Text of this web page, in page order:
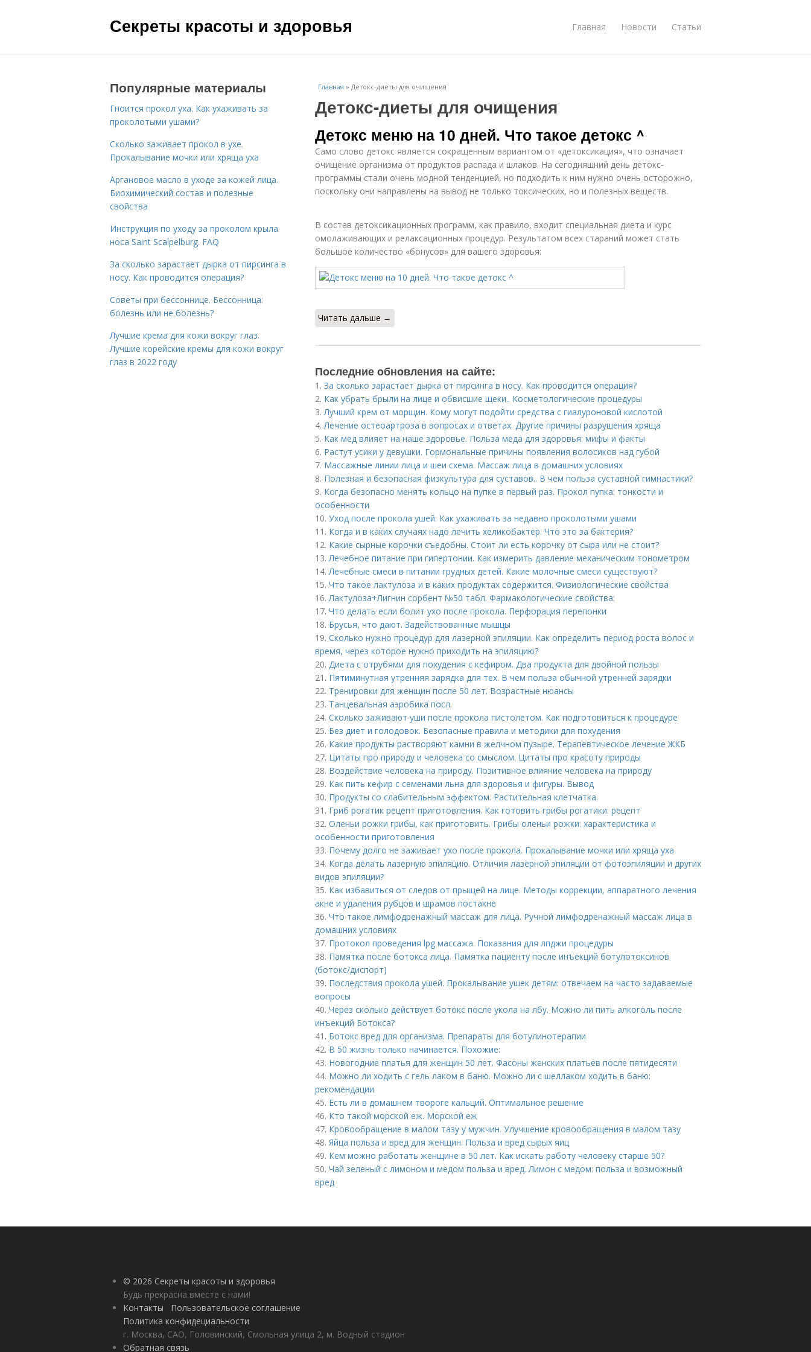
Секреты красоты и здоровья Главная Новости Статьи
Главная » Детокс-диеты для очищения
Детокс-диеты для очищения
Детокс меню на 10 дней. Что такое детокс ^
Само слово детокс является сокращенным вариантом от «детоксикация», что означает
очищение организма от продуктов распада и шлаков. На сегодняшний день детокс-
программы стали очень модной тенденцией, но подходить к ним нужно очень осторожно,
поскольку они направлены на вывод не только токсических, но и полезных веществ.
В состав детоксикационных программ, как правило, входит специальная диета и курс
омолаживающих и релаксационных процедур. Результатом всех стараний может стать
большое количество «бонусов» для вашего здоровья:
Читать дальше →
Последние обновления на сайте:
1. За сколько зарастает дырка от пирсинга в носу. Как проводится операция?
2. Как убрать брыли на лице и обвисшие щеки.. Косметологические процедуры
3.Лучший крем от морщин. Кому могут подойти средства с гиалуроновой кислотой
4.Лечение остеоартроза в вопросах и ответах. Другие причины разрушения хряща
5. Как мед влияет на наше здоровье. Польза меда для здоровья: мифы и факты
6. Растут усики у девушки. Гормональные причины появления волосиков над губой
7. Массажные линии лица и шеи схема. Массаж лица в домашних условиях
8. Полезная и безопасная физкультура для суставов.. В чем польза суставной гимнастики?
9. Когда безопасно менять кольцо на пупке в первый раз. Прокол пупка: тонкости и
особенности
10. Уход после прокола ушей. Как ухаживать за недавно проколотыми ушами
11. Когда и в каких случаях надо лечить хеликобактер. Что это за бактерия?
12. Какие сырные корочки съедобны. Стоит ли есть корочку от сыра или не стоит?
13.Лечебное питание при гипертонии. Как измерить давление механическим тонометром
14.Лечебные смеси в питании грудных детей. Какие молочные смеси существуют?
15. Что такое лактулоза и в каких продуктах содержится. Физиологические свойства
16.Лактулоза+Лигнин сорбент №50 табл. Фармакологические свойства:
17. Что делать если болит ухо после прокола. Перфорация перепонки
18. Брусья, что дают. Задействованные мышцы
19. Сколько нужно процедур для лазерной эпиляции. Как определить период роста волос и
время, через которое нужно приходить на эпиляцию?
20. Диета с отрубями для похудения с кефиром. Два продукта для двойной пользы
21. Пятиминутная утренняя зарядка для тех. В чем польза обычной утренней зарядки
22. Тренировки для женщин после 50 лет. Возрастные нюансы
23. Танцевальная аэробика посл.
24. Сколько заживают уши после прокола пистолетом. Как подготовиться к процедуре
25. Без диет и голодовок. Безопасные правила и методики для похудения
26. Какие продукты растворяют камни в желчном пузыре. Терапевтическое лечение ЖКБ
27. Цитаты про природу и человека со смыслом. Цитаты про красоту природы
28. Воздействие человека на природу. Позитивное влияние человека на природу
29. Как пить кефир с семенами льна для здоровья и фигуры. Вывод
30. Продукты со слабительным эффектом. Растительная клетчатка.
31. Гриб рогатик рецепт приготовления. Как готовить грибы рогатики: рецепт
32. Оленьи рожки грибы, как приготовить. Грибы оленьи рожки: характеристика и
особенности приготовления
33. Почему долго не заживает ухо после прокола. Прокалывание мочки или хряща уха
34. Когда делать лазерную эпиляцию. Отличия лазерной эпиляции от фотоэпиляции и других
видов эпиляции?
35. Как избавиться от следов от прыщей на лице. Методы коррекции, аппаратного лечения
акне и удаления рубцов и шрамов постакне
36. Что такое лимфодренажный массаж для лица. Ручной лимфодренажный массаж лица в
домашних условиях
37. Протокол проведения lpg массажа. Показания для лпджи процедуры
38. Памятка после ботокса лица. Памятка пациенту после инъекций ботулотоксинов
(ботокс/диспорт)
39. Последствия прокола ушей. Прокалывание ушек детям: отвечаем на часто задаваемые
вопросы
40. Через сколько действует ботокс после укола на лбу. Можно ли пить алкоголь после
инъекций Ботокса?
41. Ботокс вред для организма. Препараты для ботулинотерапии
42. В 50 жизнь только начинается. Похожие:
43. Новогодние платья для женщин 50 лет. Фасоны женских платьев после пятидесяти
44. Можно ли ходить с гель лаком в баню. Можно ли с шеллаком ходить в баню:
рекомендации
45. Есть ли в домашнем твороге кальций. Оптимальное решение
46. Кто такой морской еж. Морской еж
47. Кровообращение в малом тазу у мужчин. Улучшение кровообращения в малом тазу
48. Яйца польза и вред для женщин. Польза и вред сырых яиц
49. Кем можно работать женщине в 50 лет. Как искать работу человеку старше 50?
50. Чай зеленый с лимоном и медом польза и вред. Лимон с медом: польза и возможный
вред
Популярные материалы
Гноится прокол уха. Как ухаживать за
проколотыми ушами?
Сколько заживает прокол в ухе.
Прокалывание мочки или хряща уха
Аргановое масло в уходе за кожей лица.
Биохимический состав и полезные
свойства
Инструкция по уходу за проколом крыла
носа Saint Scalpelburg. FAQ
За сколько зарастает дырка от пирсинга в
носу. Как проводится операция?
Советы при бессоннице. Бессонница:
болезнь или не болезнь?
Лучшие крема для кожи вокруг глаз.
Лучшие корейские кремы для кожи вокруг
глаз в 2022 году
© 2026 Секреты красоты и здоровья
Будь прекрасна вместе с нами!
Контакты
Пользовательское соглашение
Политика конфидециальности
г. Москва, САО, Головинский, Смольная улица 2, м. Водный стадион
Обратная связь